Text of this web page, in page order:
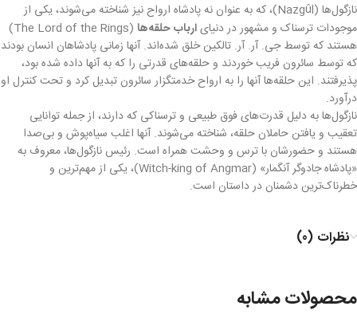
نازگول‌ها (Nazgûl)، که به عنوان نه پادشاه ارواح نیز شناخته می‌شوند، یکی از
موجودات ترسناک و مشهور در دنیایارباب حلقه‌ها
(The Lord of the Rings)
هستند که توسط جی. آر. آر. تالکین خلق شده‌اند. آنها زمانی پادشاهان انسان بودند
که توسط سائرون فریب خوردند و حلقه‌های قدرتی را که به آنها داده شده بود،
پذیرفتند. این حلقه‌ها آنها را به ارواح خدمتگزار سائرون تبدیل کرد و تحت کنترل او
درآورد.
نازگول‌ها به دلیل قدرت‌های فوق طبیعی و ترسناکی که دارند، از جمله توانایی
تعقیب و یافتن حاملان حلقه، شناخته می‌شوند. آنها اغلب سیاه‌پوش و بی‌صدا
هستند و حضورشان با ترس و وحشت همراه است. رئیس نازگول‌ها، معروف به
«پادشاه جادوگر آنگمار» (Witch-king of Angmar)، یکی از مهم‌ترین و
خطرناک‌ترین دشمنان در داستان است.
نظرات (0)
محصولات مشابه